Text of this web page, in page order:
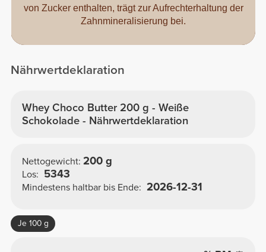
von Zucker enthalten, trägt zur Aufrechterhaltung der
Zahnmineralisierung bei.
Nährwertdeklaration
Whey Choco Butter 200 g - Weiße
Schokolade - Nährwertdeklaration
Nettogewicht: 200 g
Los: 5343
Mindestens haltbar bis Ende: 2026-12-31
Je 100 g